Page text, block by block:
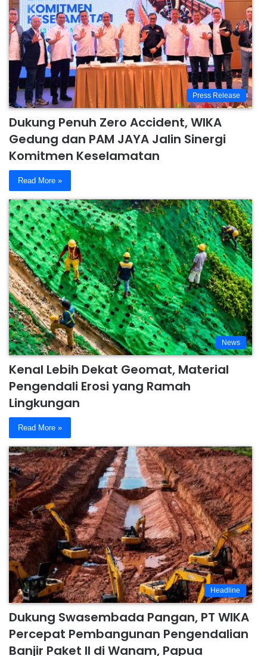
Press Release
Dukung Penuh Zero Accident, WIKA
Gedung dan PAM JAYA Jalin Sinergi
Komitmen Keselamatan
Read More »
News
Kenal Lebih Dekat Geomat, Material
Pengendali Erosi yang Ramah
Lingkungan
Read More »
Headline
Dukung Swasembada Pangan, PT WIKA
Percepat Pembangunan Pengendalian
Banjir Paket II di Wanam, Papua